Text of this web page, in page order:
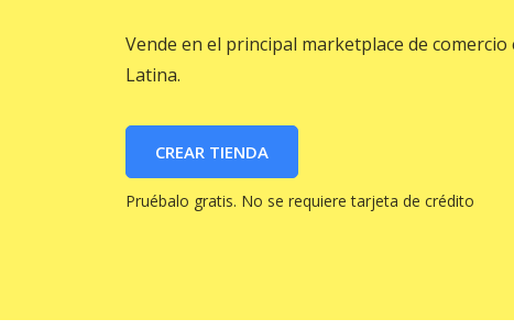
Vende en el principal marketplace de
Latina.
CREAR TIENDA
Pruébalo gratis. No se requiere tarjeta de crédito